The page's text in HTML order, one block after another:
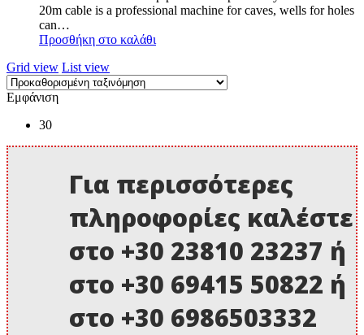
1.250,00 €.είναι:
20m cable is a professional machine for caves, wells for holes
can…
Προσθήκη στο καλάθι
Grid view List view
Εμφάνιση
30
Για περισσότερες
πληροφορίες καλέστε
στο +30 23810 23237 ή
στο +30 69415 50822 ή
στο +30 6986503332